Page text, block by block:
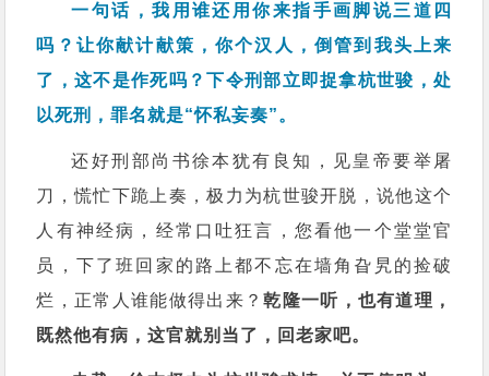
一句话，我用谁还用你来指手画脚说三道四
吗？让你献计献策，你个汉人，倒管到我头上来
了，这不是作死吗？下令刑部立即捉拿杭世骏，处
以死刑，罪名就是“怀私妄奏”。
还好刑部尚书徐本犹有良知，见皇帝要举屠
刀，慌忙下跪上奏，极力为杭世骏开脱，说他这个
人有神经病，经常口吐狂言，您看他一个堂堂官
员，下了班回家的路上都不忘在墙角旮旯的捡破
烂，正常人谁能做得出来？乾隆一听，也有道理，
既然他有病，这官就别当了，回老家吧。